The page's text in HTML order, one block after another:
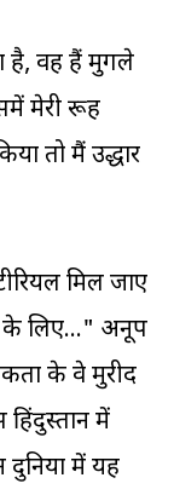
है, वह हैं मुगले
मेरी रूह
तो मैं उद्धार
मिल जाए
के लिए..." अनूप
के वे मुरीद
में
में यह